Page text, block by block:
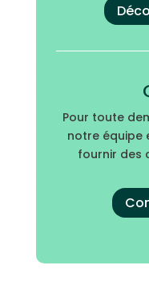
Pour toute
notre équipe
fournir des